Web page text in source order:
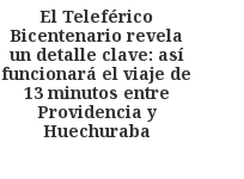
El Teleférico
Bicentenario revela
un detalle clave: así
funcionará el viaje de
13 minutos entre
Providencia y
Huechuraba